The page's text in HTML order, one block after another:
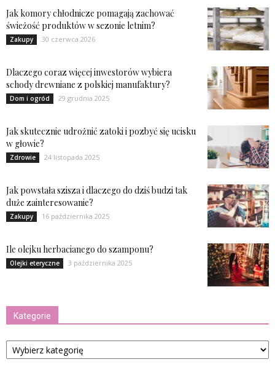
Jak komory chłodnicze pomagają zachować
świeżość produktów w sezonie letnim?
Zakupy 30 czerwca 2026
Dlaczego coraz więcej inwestorów wybiera
schody drewniane z polskiej manufaktury?
Dom i ogród 29 grudnia 2025
Jak skutecznie udrożnić zatoki i pozbyć się ucisku
w głowie?
Zdrowie 24 listopada 2025
Jak powstała szisza i dlaczego do dziś budzi tak
duże zainteresowanie?
Zakupy 16 października 2025
Ile olejku herbacianego do szamponu?
Olejki eteryczne 3 października 2025
Kategorie
Kategorie